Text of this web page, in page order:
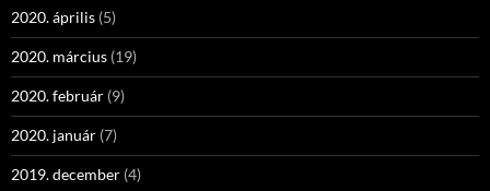
2020. április (5)
2020. március (19)
2020. február (9)
2020. január (7)
2019. december (4)